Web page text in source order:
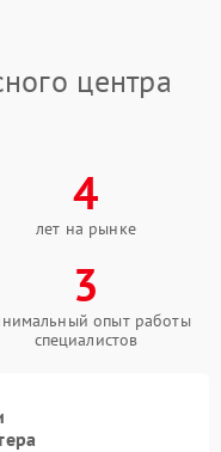
центра
4
лет на рынке
3
опыт работы
специалистов